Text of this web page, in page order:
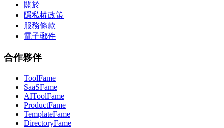
關於
隱私權政策
服務條款
電子郵件
合作夥伴
ToolFame
SaaSFame
AIToolFame
ProductFame
TemplateFame
DirectoryFame